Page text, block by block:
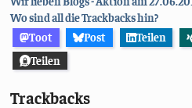
Wo sind all die Trackbacks hin?
Toot
Post Teilen
Teilen
Trackbacks